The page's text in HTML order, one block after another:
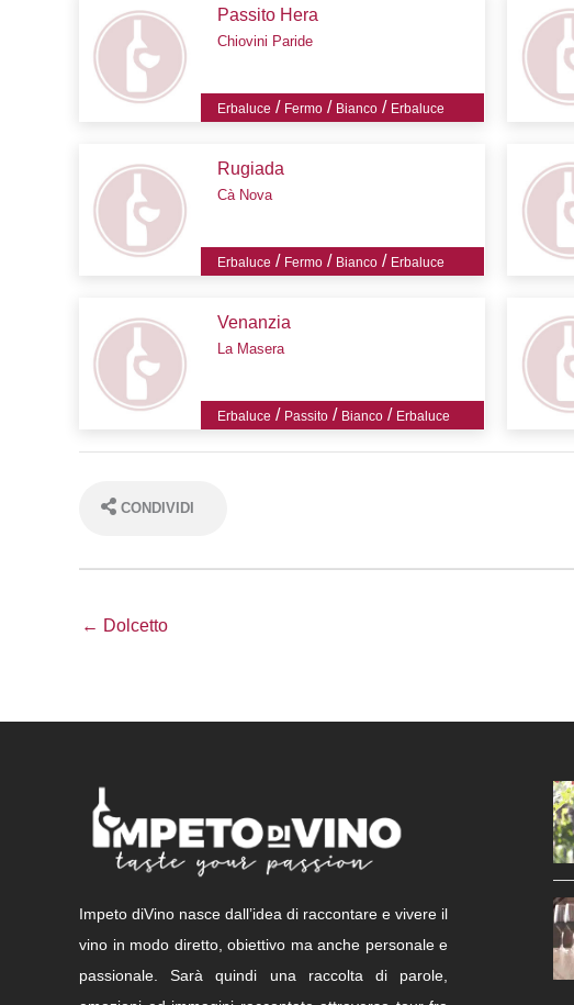
Passito Hera
Chiovini Paride
Erbaluce / Fermo/ Bianco/ Erbaluce
Rugiada
Cà Nova
Erbaluce / Fermo/ Bianco/ Erbaluce
Venanzia
La Masera
Erbaluce / Passito/ Bianco/ Erbaluce
CONDIVIDI
← Dolcetto
Impeto diVino nasce dall’idea di raccontare e vivere il
vino in modo diretto, obiettivo ma anche personale e
passionale. Sarà quindi una raccolta di parole,